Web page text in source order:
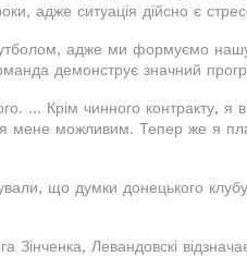
адже ситуація дійсно є
адже ми формуємо
демонструє значний
... Крім чинного контракту, я
мене можливим. Тепер же я
що думки донецького
Зінченка, Левандовскі